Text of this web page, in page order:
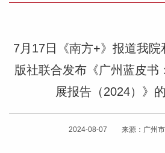
7月17日《南方+》报道我院
版社联合发布《广州蓝皮书
展报告（2024）》
2024-08-07 来源：广州市